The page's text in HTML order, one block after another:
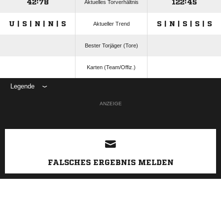
42:78 Aktuelles Torverhältnis 122:45
U | S | N | N | S Aktueller Trend S | N | S | S | S
Bester Torjäger (Tore)
Karten (Team/Offiz.)
Legende
ANZEIGE
FALSCHES ERGEBNIS MELDEN